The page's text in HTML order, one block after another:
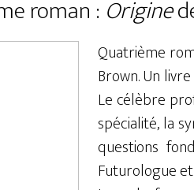
roman : Origine
Quatrième
Brown. Un
Le célèbre
spécialité, la
questions
Futurologue